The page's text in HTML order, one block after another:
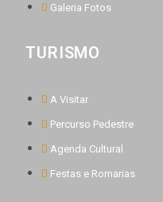
Galeria Fotos
TURISMO
A Visitar
Percurso Pedestre
Agenda Cultural
Festas e Romarias